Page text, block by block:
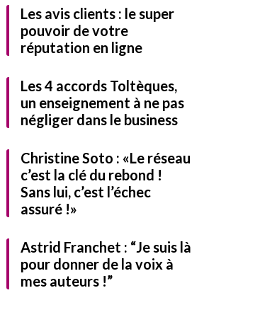
Télécharger
Les avis clients : le super
pouvoir de votre
réputation en ligne
Les 4 accords Toltèques,
un enseignement à ne pas
négliger dans le business
Christine Soto : «Le réseau
c’est la clé du rebond !
Sans lui, c’est l’échec
assuré !»
Astrid Franchet : “Je suis là
pour donner de la voix à
mes auteurs !”